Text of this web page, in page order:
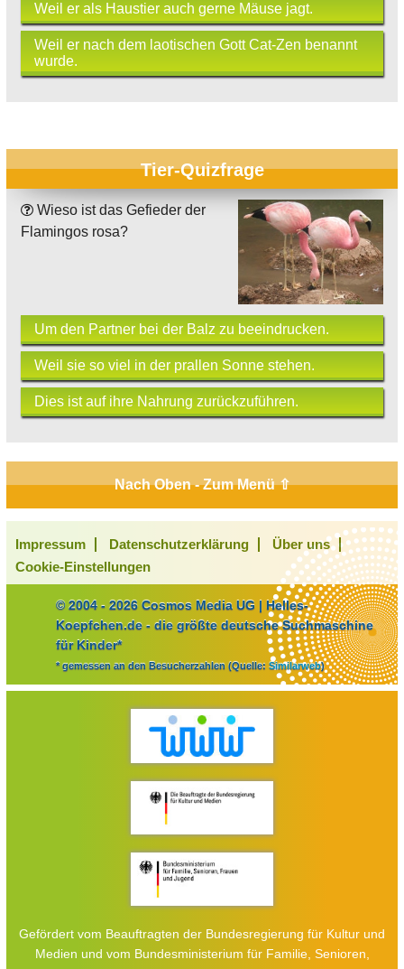
Weil er als Haustier auch gerne Mäuse jagt.
Weil er nach dem laotischen Gott Cat-Zen benannt
wurde.
Tier-Quizfrage
Wieso ist das Gefieder der
Flamingos rosa?
Um den Partner bei der Balz zu beeindrucken.
Weil sie so viel in der prallen Sonne stehen.
Dies ist auf ihre Nahrung zurückzuführen.
Nach Oben - Zum Menü ⇧
Impressum Datenschutzerklärung
Über uns
Cookie-Einstellungen
© 2004 - 2026 Cosmos Media UG | Helles-
Koepfchen.de - die größte deutsche Suchmaschine
für Kinder*
* gemessen an den Besucherzahlen (Quelle: Similarweb)
Gefördert vom Beauftragten der Bundesregierung für Kultur und
Medien und vom Bundesministerium für Familie, Senioren,